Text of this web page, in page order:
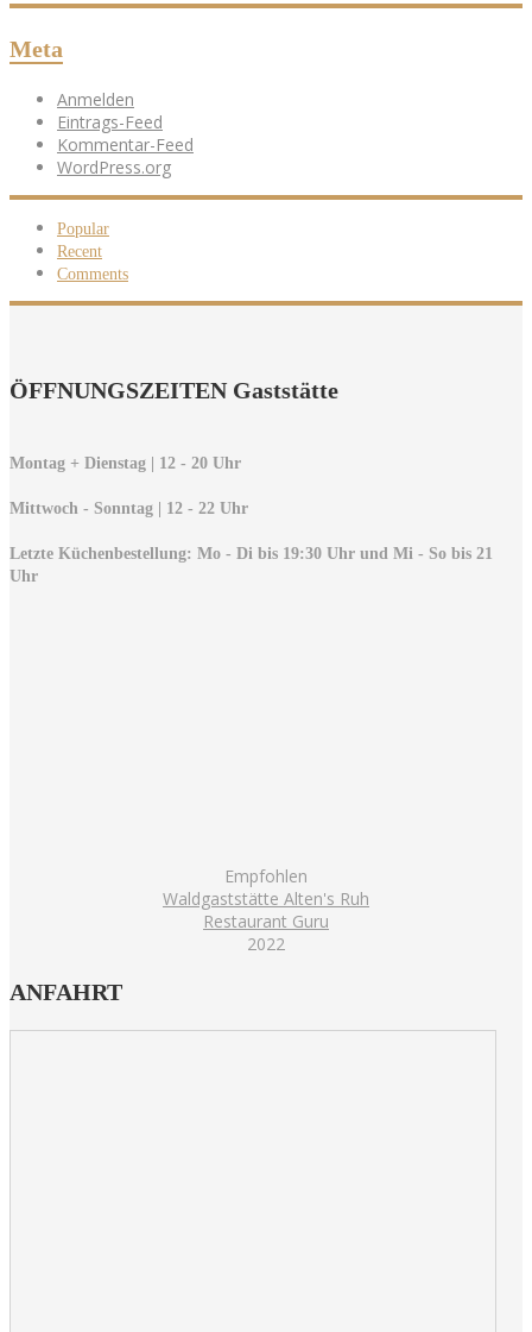
Meta
Anmelden
Eintrags-Feed
Kommentar-Feed
WordPress.org
Popular
Recent
Comments
ÖFFNUNGSZEITEN Gaststätte
Montag + Dienstag | 12 - 20 Uhr
Mittwoch - Sonntag | 12 - 22 Uhr
Letzte Küchenbestellung: Mo - Di bis 19:30 Uhr und Mi - So bis 21
Uhr
Empfohlen
Waldgaststätte Alten's Ruh
Restaurant Guru
2022
ANFAHRT